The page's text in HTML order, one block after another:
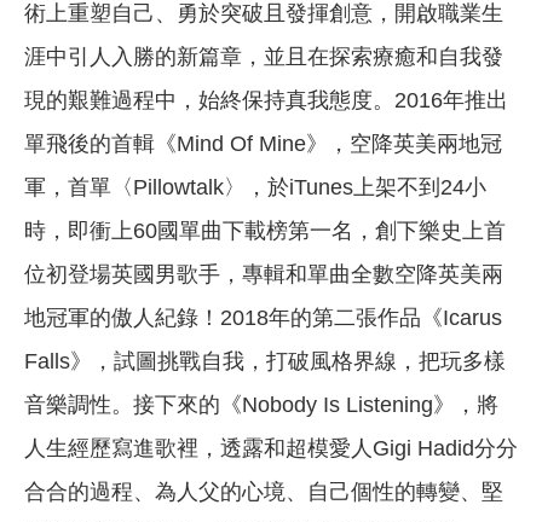
術上重塑自己、勇於突破且發揮創意，開啟職業生
涯中引人入勝的新篇章，並且在探索療癒和自我發
現的艱難過程中，始終保持真我態度。2016年推出
單飛後的首輯《Mind Of Mine》，空降英美兩地冠
軍，首單〈Pillowtalk〉，於iTunes上架不到24小
時，即衝上60國單曲下載榜第一名，創下樂史上首
位初登場英國男歌手，專輯和單曲全數空降英美兩
地冠軍的傲人紀錄！2018年的第二張作品《Icarus
Falls》，試圖挑戰自我，打破風格界線，把玩多樣
音樂調性。接下來的《Nobody Is Listening》，將
人生經歷寫進歌裡，透露和超模愛人Gigi Hadid分分
合合的過程、為人父的心境、自己個性的轉變、堅